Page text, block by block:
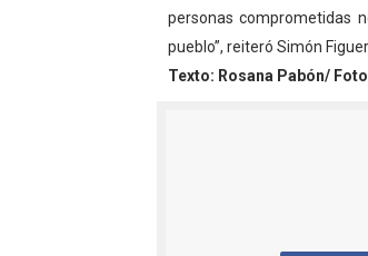
Iniciación
Expertos
personas comprometidas
pueblo”, reiteró Simón
Texto: Rosana Pabón/